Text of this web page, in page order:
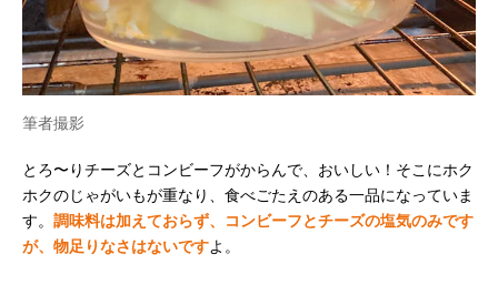
筆者撮影
とろ〜りチーズとコンビーフがからんで、おいしい！そこにホク
ホクのじゃがいもが重なり、食べごたえのある一品になっていま
す。 調味料は加えておらず、コンビーフとチーズの塩気のみです
が、物足りなさはないですよ。